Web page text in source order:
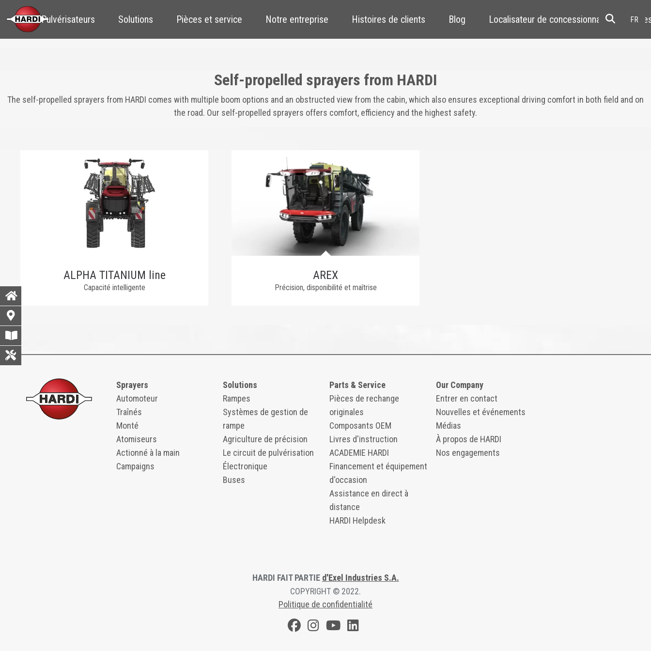
Pulvérisateurs Solutions Pièces et service Notre entreprise Histoires de clients Blog Localisateur de concessionnaires
Self-propelled sprayers from HARDI
The self-propelled sprayers from HARDI comes with multiple boom options and an obstructed view from the cabin, which also ensures exceptional driving comfort in both field and on
the road. Our self-propelled sprayers offers comfort, efficiency and the highest safety.
ALPHA TITANIUM line
Capacité intelligente
AREX
Précision, disponibilité et maîtrise
Sprayers
Automoteur
Traînés
Monté
Atomiseurs
Actionné à la main
Campaigns
Solutions
Rampes
Systèmes de gestion de
rampe
Agriculture de précision
Le circuit de pulvérisation
Électronique
Buses
Parts & Service
Pièces de rechange
originales
Composants OEM
Livres d'instruction
ACADEMIE HARDI
Financement et équipement
d'occasion
Assistance en direct à
distance
HARDI Helpdesk
Our Company
Entrer en contact
Nouvelles et événements
Médias
À propos de HARDI
Nos engagements
HARDI FAIT PARTIE d'Exel Industries S.A.
COPYRIGHT © 2022.
Politique de confidentialité